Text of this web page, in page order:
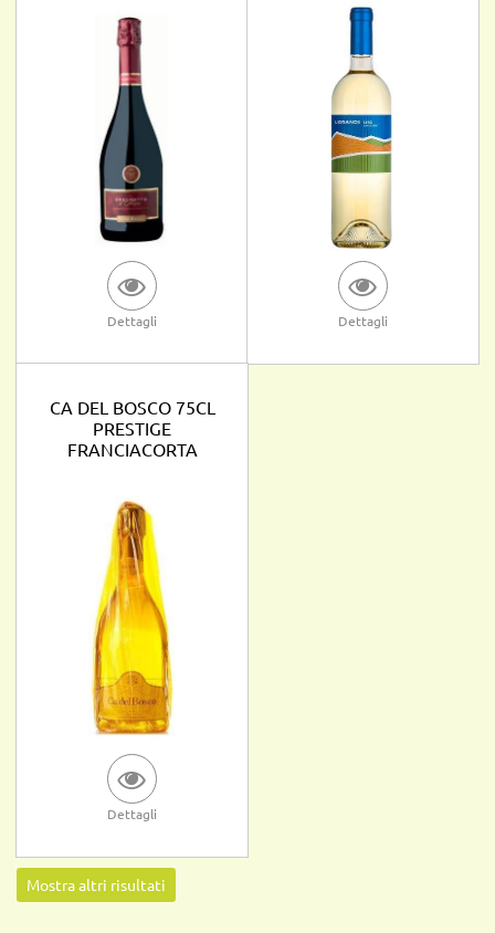
Dettagli Dettagli
CA DEL BOSCO 75CL
PRESTIGE
FRANCIACORTA
Dettagli
Mostra altri risultati